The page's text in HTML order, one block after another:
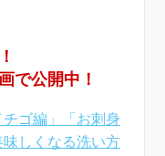
で公開中！
チゴ編」「お刺身
しくなる洗い方